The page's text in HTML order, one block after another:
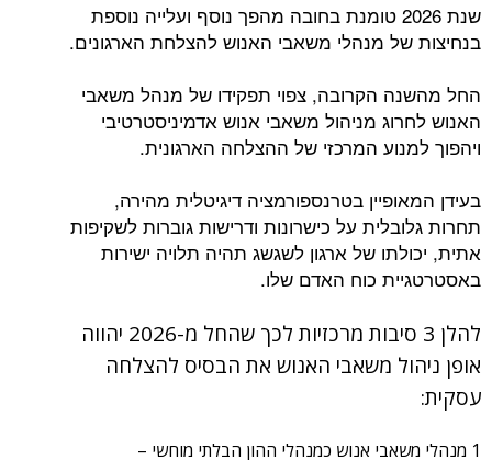
שנת 2026 טומנת בחובה מהפך נוסף ועלייה נוספת
בנחיצות של מנהלי משאבי האנוש להצלחת הארגונים.
החל מהשנה הקרובה, צפוי תפקידו של מנהל משאבי
האנוש לחרוג מניהול משאבי אנוש אדמיניסטרטיבי
ויהפוך למנוע המרכזי של ההצלחה הארגונית.
בעידן המאופיין בטרנספורמציה דיגיטלית מהירה,
תחרות גלובלית על כישרונות ודרישות גוברות לשקיפות
אתית, יכולתו של ארגון לשגשג תהיה תלויה ישירות
באסטרטגיית כוח האדם שלו.
להלן 3 סיבות מרכזיות לכך שהחל מ-2026 יהווה
אופן ניהול משאבי האנוש את הבסיס להצלחה
עסקית:
1 מנהלי משאבי אנוש כמנהלי ההון הבלתי מוחשי –